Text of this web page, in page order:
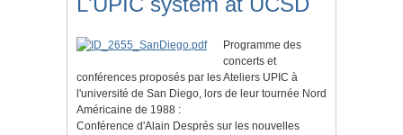
Programme des
concerts et
conférences proposés par les Ateliers UPIC à
l'université de San Diego, lors de leur tournée Nord
Américaine de 1988 :
Conférence d'Alain Després sur les nouvelles